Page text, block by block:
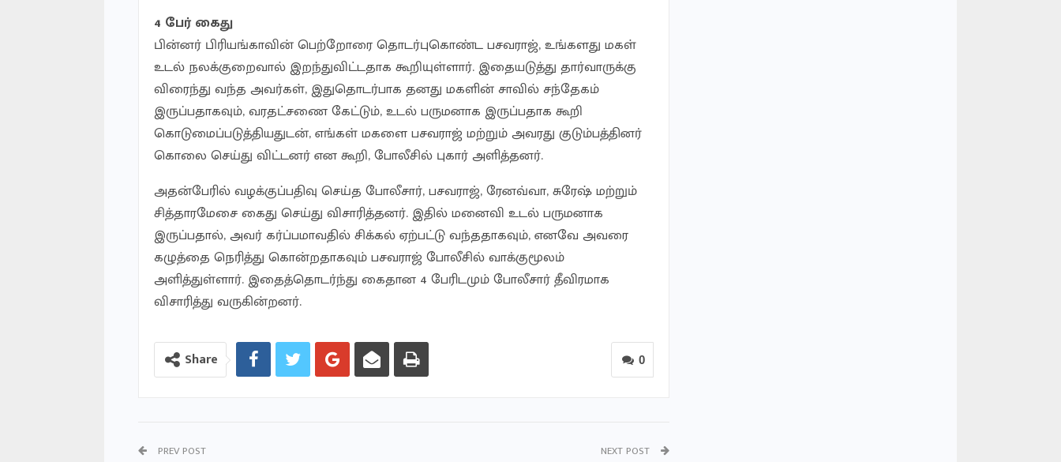
4 பேர் கைது
பின்னர் பிரியங்காவின் பெற்றோரை தொடர்புகொண்ட பசவராஜ், உங்களது மகள்
உடல் நலக்குறைவால் இறந்துவிட்டதாக கூறியுள்ளார். இதையடுத்து தார்வாருக்கு
விரைந்து வந்த அவர்கள், இதுதொடர்பாக தனது மகளின் சாவில் சந்தேகம்
இருப்பதாகவும், வரதட்சணை கேட்டும், உடல் பருமனாக இருப்பதாக கூறி
கொடுமைப்படுத்தியதுடன், எங்கள் மகளை பசவராஜ் மற்றும் அவரது குடும்பத்தினர்
கொலை செய்து விட்டனர் என கூறி, போலீசில் புகார் அளித்தனர்.
அதன்பேரில் வழக்குப்பதிவு செய்த போலீசார், பசவராஜ், ரேனவ்வா, சுரேஷ் மற்றும்
சித்தாரமேசை கைது செய்து விசாரித்தனர். இதில் மனைவி உடல் பருமனாக
இருப்பதால், அவர் கர்ப்பமாவதில் சிக்கல் ஏற்பட்டு வந்ததாகவும், எனவே அவரை
கழுத்தை நெரித்து கொன்றதாகவும் பசவராஜ் போலீசில் வாக்குமூலம்
அளித்துள்ளார். இதைத்தொடர்ந்து கைதான 4 பேரிடமும் போலீசார் தீவிரமாக
விசாரித்து வருகின்றனர்.
0
Share
PREV POST NEXT POST